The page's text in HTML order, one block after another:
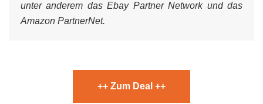
unter anderem das Ebay Partner Network und das
Amazon PartnerNet.
++ Zum Deal ++